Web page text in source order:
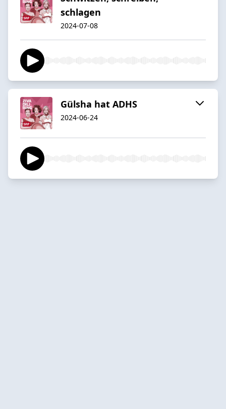
schlagen
2024-07-08
Gülsha hat ADHS
2024-06-24